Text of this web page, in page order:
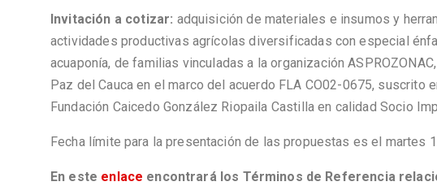
Invitación a cotizar: adquisición de materiales e insumos y
actividades productivas agrícolas diversificadas con especial
acuaponía, de familias vinculadas a la organización
Paz del Cauca en el marco del acuerdo FLA CO02-0675, suscrito
Fundación Caicedo González Riopaila Castilla en calidad Socio
Fecha límite para la presentación de las propuestas es el martes
En este enlace encontrará los Términos de Referencia